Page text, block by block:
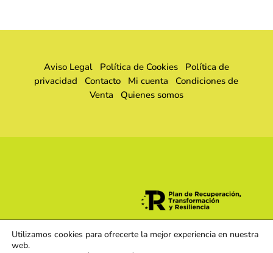
Aviso Legal Política de Cookies
Política de
privacidad
Contacto Mi cuenta
Condiciones de
Venta Quienes somos
Utilizamos cookies para ofrecerte la mejor experiencia en nuestra
web.